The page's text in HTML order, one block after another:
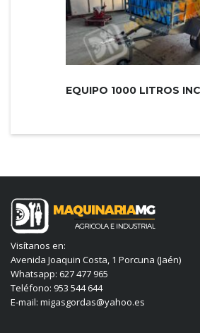
Visítanos en:
Avenida Joaquin Costa, 1 Porcuna (Jaén)
Whatsapp: 627 477 965
Teléfono: 953 544 644
E-mail: migasgordas@yahoo.es